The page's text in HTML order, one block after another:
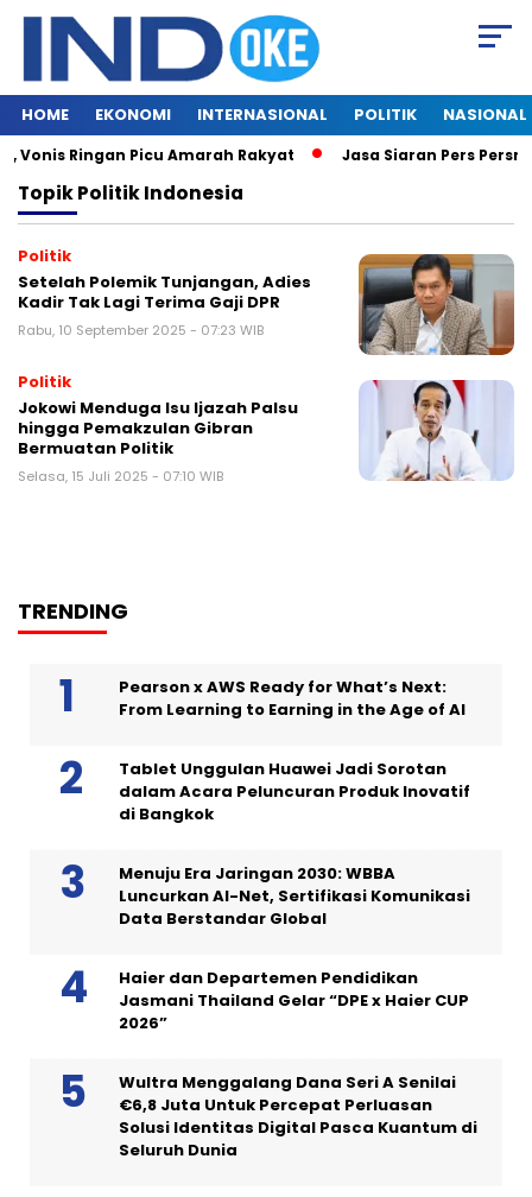
HOME EKONOMI INTERNASIONAL POLITIK NASIONAL
Vonis Ringan Picu Amarah Rakyat Jasa Siaran Pers
TopikPolitik Indonesia
Politik
Setelah Polemik Tunjangan, Adies
Kadir Tak Lagi Terima Gaji DPR
Rabu, 10 September 2025 - 07:23 WIB
Politik
Jokowi Menduga Isu Ijazah Palsu
hingga Pemakzulan Gibran
Bermuatan Politik
Selasa, 15 Juli 2025 - 07:10 WIB
TRENDING
Pearson x AWS Ready for What’s Next:
From Learning to Earning in the Age of AI
Tablet Unggulan Huawei Jadi Sorotan
dalam Acara Peluncuran Produk Inovatif
di Bangkok
Menuju Era Jaringan 2030: WBBA
Luncurkan AI-Net, Sertifikasi Komunikasi
Data Berstandar Global
Haier dan Departemen Pendidikan
Jasmani Thailand Gelar “DPE x Haier CUP
2026”
Wultra Menggalang Dana Seri A Senilai
€6,8 Juta Untuk Percepat Perluasan
Solusi Identitas Digital Pasca Kuantum di
Seluruh Dunia